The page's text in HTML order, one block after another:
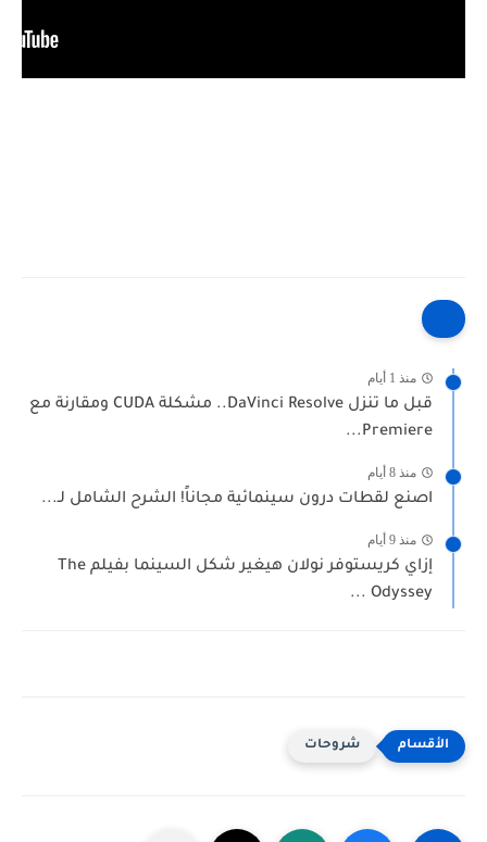
منذ 1 أيام
قبل ما تنزل DaVinci Resolve.. مشكلة CUDA ومقارنة مع
Premiere...
منذ 8 أيام
اصنع لقطات درون سينمائية مجاناً! الشرح الشامل لـ...
منذ 9 أيام
إزاي كريستوفر نولان هيغير شكل السينما بفيلم The
Odyssey ...
شروحات